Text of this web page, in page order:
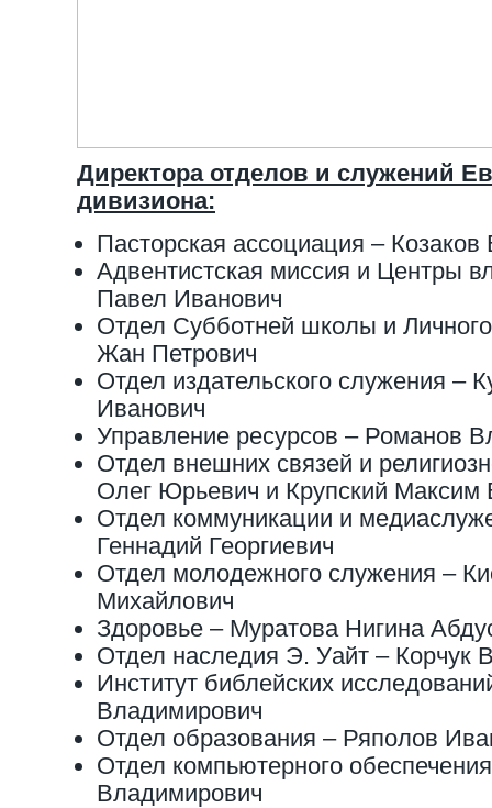
Директора отделов и служений
дивизиона:
Пасторская ассоциация –
Адвентистская миссия и Центры
Павел Иванович
Отдел Субботней школы и
Жан Петрович
Отдел издательского служения –
Иванович
Управление ресурсов – Романов
Отдел внешних связей и
Олег Юрьевич и Крупский Максим
Отдел коммуникации и
Геннадий Георгиевич
Отдел молодежного служения –
Михайлович
Здоровье – Муратова Нигина
Отдел наследия Э. Уайт – Корчук
Институт библейских
Владимирович
Отдел образования – Ряполов
Отдел компьютерного
Владимирович